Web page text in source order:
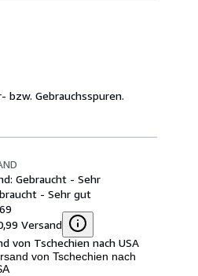
bzw. Gebrauchsspuren.
Gebraucht - Sehr
- Sehr gut
Versand
von Tschechien nach USA
von Tschechien nach